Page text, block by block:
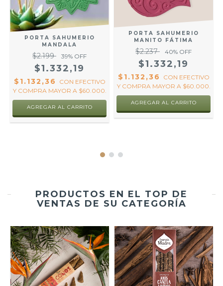
PORTA SAHUMERIO
MANDALA
$2.199 39% OFF
$1.332,19
$1.132,36 CON EFECTIVO
Y COMPRA MAYOR A $60.000.
AGREGAR AL CARRITO
PORTA SAHUMERIO
MANITO FÁTIMA
$2.237 40% OFF
$1.332,19
$1.132,36 CON EFECTIVO
Y COMPRA MAYOR A $60.000.
AGREGAR AL CARRITO
PRODUCTOS EN EL TOP DE
VENTAS DE SU CATEGORÍA